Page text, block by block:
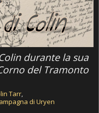
durante la sua
del Tramonto
Tarr,
di Uryen